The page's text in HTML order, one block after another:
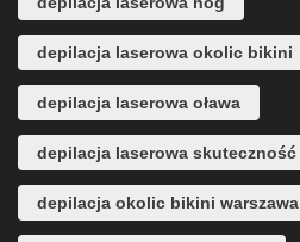
depilacja laserowa okolic bikini
depilacja laserowa oława
depilacja laserowa skuteczność
depilacja okolic bikini warszawa